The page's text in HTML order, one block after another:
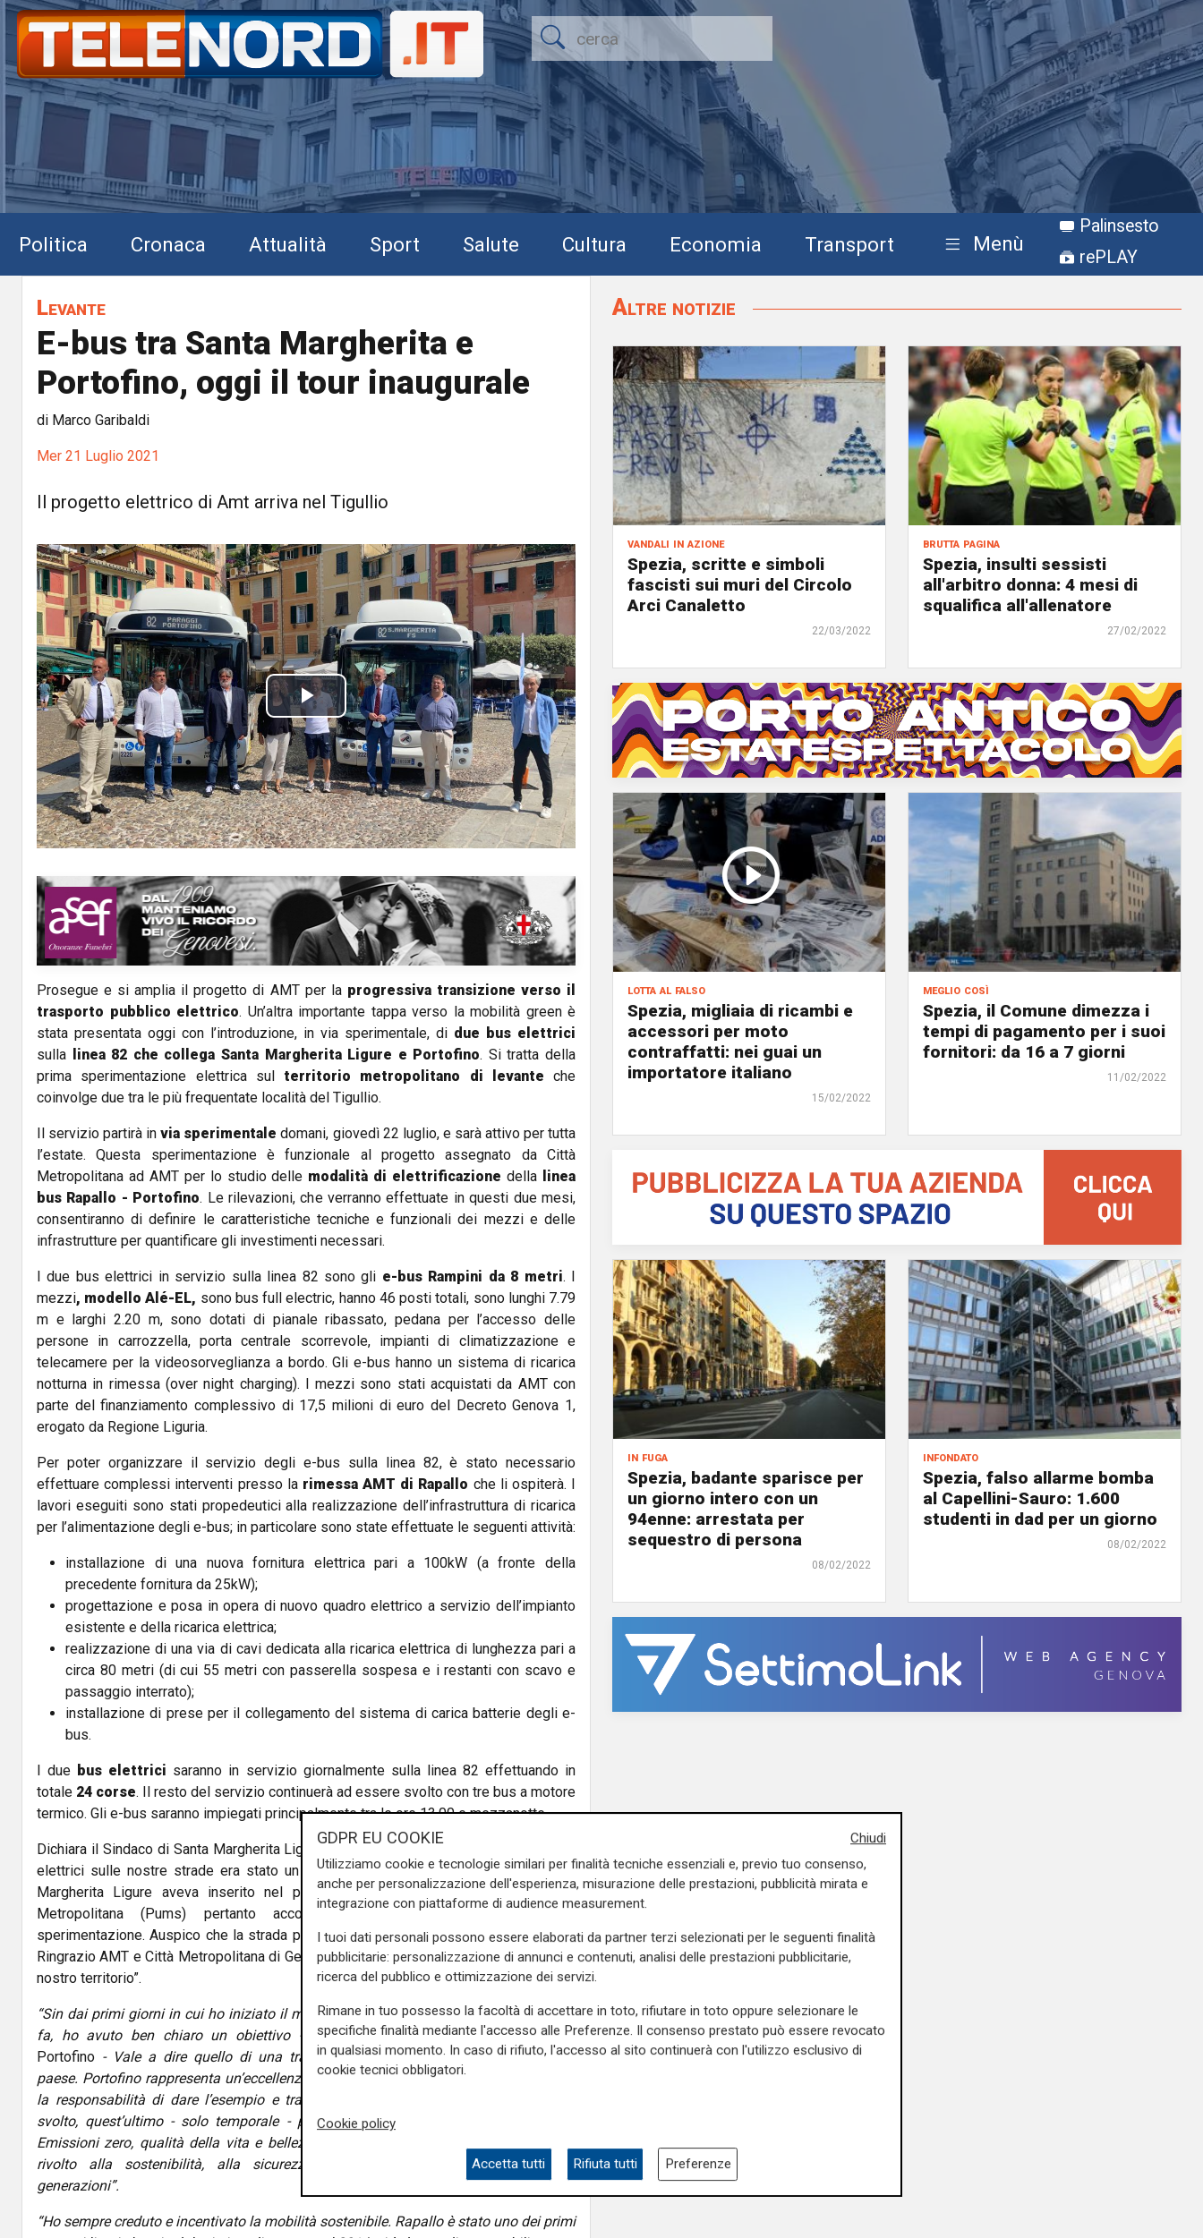
Politica Cronaca Attualità Sport Salute Cultura Economia Transport Menù
Palinsesto
rePLAY
Levante
E-bus tra Santa Margherita e
Portofino, oggi il tour inaugurale
di Marco Garibaldi
Mer 21 Luglio 2021
Il progetto elettrico di Amt arriva nel Tigullio
P
l
a
y
V
d
e
o
Prosegue e si amplia il progetto di AMT per la progressiva transizione verso il
trasporto pubblico elettrico. Un’altra importante tappa verso la mobilità green è
stata presentata oggi con l’introduzione, in via sperimentale, di due bus elettrici
sulla linea 82 che collega Santa Margherita Ligure e Portofino. Si tratta della
prima sperimentazione elettrica sulterritorio metropolitano di levante che
coinvolge due tra le più frequentate località del Tigullio.
Il servizio partirà invia sperimentale domani, giovedì 22 luglio, e sarà attivo per tutta
l’estate. Questa sperimentazione è funzionale al progetto assegnato da Città
Metropolitana ad AMT per lo studio delle modalità di elettrificazione della
linea
bus Rapallo - Portofino. Le rilevazioni, che verranno effettuate in questi due mesi,
consentiranno di definire le caratteristiche tecniche e funzionali dei mezzi e delle
infrastrutture per quantificare gli investimenti necessari.
I due bus elettrici in servizio sulla linea 82 sono gli e-bus Rampini da 8 metri. I
mezzi, modello Alé-EL, sono bus full electric, hanno 46 posti totali, sono lunghi 7.79
m e larghi 2.20 m, sono dotati di pianale ribassato, pedana per l’accesso delle
persone in carrozzella, porta centrale scorrevole, impianti di climatizzazione e
telecamere per la videosorveglianza a bordo. Gli e-bus hanno un sistema di ricarica
notturna in rimessa (over night charging). I mezzi sono stati acquistati da AMT con
parte del finanziamento complessivo di 17,5 milioni di euro del Decreto Genova 1,
erogato da Regione Liguria.
Per poter organizzare il servizio degli e-bus sulla linea 82, è stato necessario
effettuare complessi interventi presso la rimessa AMT di Rapallo che li ospiterà. I
lavori eseguiti sono stati propedeutici alla realizzazione dell’infrastruttura di ricarica
per l’alimentazione degli e-bus; in particolare sono state effettuate le seguenti attività:
installazione di una nuova fornitura elettrica pari a 100kW (a fronte della
precedente fornitura da 25kW);
progettazione e posa in opera di nuovo quadro elettrico a servizio dell’impianto
esistente e della ricarica elettrica;
realizzazione di una via di cavi dedicata alla ricarica elettrica di lunghezza pari a
circa 80 metri (di cui 55 metri con passerella sospesa e i restanti con scavo e
passaggio interrato);
installazione di prese per il collegamento del sistema di carica batterie degli e-
bus.
I due bus elettrici saranno in servizio giornalmente sulla linea 82 effettuando in
totale 24 corse. Il resto del servizio continuerà ad essere svolto con tre bus a motore
termico. Gli e-bus saranno impiegati principalmente tra le ore 13.00 e mezzanotte.
Dichiara il Sindaco di Santa Margherita Ligure,Paolo Donadoni: “L’utilizzo dei mezzi
elettrici sulle nostre strade era stato un desiderio comune del territorio che Santa
Margherita Ligure aveva inserito nel piano strategico della mobilità della Città
Metropolitana (Pums) pertanto accolgo positivamente l’avvio di questa
sperimentazione. Auspico che la strada più bella del mondo sarà anche la più green!
Ringrazio AMT e Città Metropolitana di Genova per l’attenzione che ripongono verso il
nostro territorio”.
“Sin dai primi giorni in cui ho iniziato il mandato di sindaco a Portofino, cinque anni
fa, ho avuto ben chiaro un obiettivo - sottolineaMatteo Viacava, Sindaco di
Portofino - Vale a dire quello di una trasformazione Green ed ecosostenibile del
paese. Portofino rappresenta un’eccellenza nel mondo e, come tutte le eccellenze, ha
la responsabilità di dare l’esempio e tracciare un cammino. Dopo il lungo lavoro
svolto, quest’ultimo - solo temporale - passaggio è di fondamentale importanza.
Emissioni zero, qualità della vita e bellezza: quello del nostro territorio è un futuro
rivolto alla sostenibilità, alla sicurezza. Stiamo lavorando per le prossime
generazioni”.
“Ho sempre creduto e incentivato la mobilità sostenibile. Rapallo è stato uno dei primi
Altre notizie
vandali in azione
Spezia, scritte e simboli
fascisti sui muri del Circolo
Arci Canaletto
22/03/2022
brutta pagina
Spezia, insulti sessisti
all'arbitro donna: 4 mesi di
squalifica all'allenatore
27/02/2022
lotta al falso
Spezia, migliaia di ricambi e
accessori per moto
contraffatti: nei guai un
importatore italiano
15/02/2022
meglio così
Spezia, il Comune dimezza i
tempi di pagamento per i suoi
fornitori: da 16 a 7 giorni
11/02/2022
in fuga
Spezia, badante sparisce per
un giorno intero con un
94enne: arrestata per
sequestro di persona
08/02/2022
infondato
Spezia, falso allarme bomba
al Capellini-Sauro: 1.600
studenti in dad per un giorno
08/02/2022
Chiudi
GDPR EU COOKIE
Utilizziamo cookie e tecnologie similari per finalità tecniche essenziali e, previo tuo consenso,
anche per personalizzazione dell'esperienza, misurazione delle prestazioni, pubblicità mirata e
integrazione con piattaforme di audience measurement.
I tuoi dati personali possono essere elaborati da partner terzi selezionati per le seguenti finalità
pubblicitarie: personalizzazione di annunci e contenuti, analisi delle prestazioni pubblicitarie,
ricerca del pubblico e ottimizzazione dei servizi.
Rimane in tuo possesso la facoltà di accettare in toto, rifiutare in toto oppure selezionare le
specifiche finalità mediante l'accesso alle Preferenze. Il consenso prestato può essere revocato
in qualsiasi momento. In caso di rifiuto, l'accesso al sito continuerà con l'utilizzo esclusivo di
cookie tecnici obbligatori.
Cookie policy
Accetta tutti Rifiuta tutti Preferenze